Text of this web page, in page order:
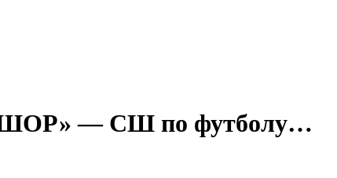
— СШ по футболу…